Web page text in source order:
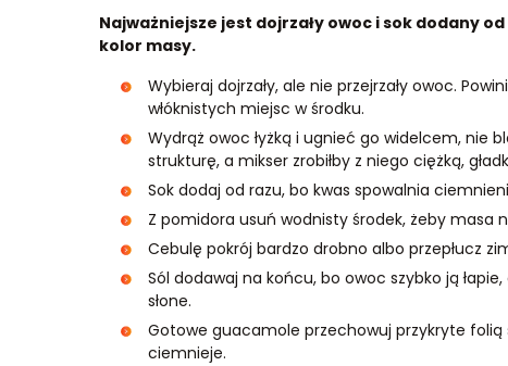
Najważniejsze jest dojrzały owoc i sok dodany
kolor masy.
Wybieraj dojrzały, ale nie przejrzały owoc.
włóknistych miejsc w środku.
Wydrąż owoc łyżką i ugnieć go widelcem, nie
strukturę, a mikser zrobiłby z niego ciężką,
Sok dodaj od razu, bo kwas spowalnia
Z pomidora usuń wodnisty środek, żeby masa
Cebulę pokrój bardzo drobno albo przepłucz
Sól dodawaj na końcu, bo owoc szybko ją
słone.
Gotowe guacamole przechowuj przykryte
ciemnieje.